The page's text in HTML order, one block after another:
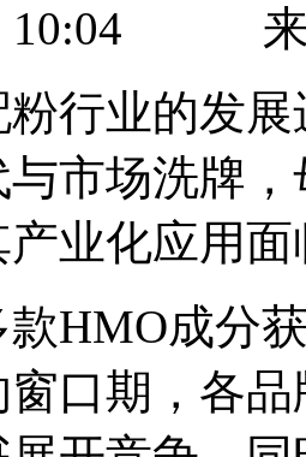
10:04 来
业的发展
市场洗牌
业化应用
成分获
口期，各